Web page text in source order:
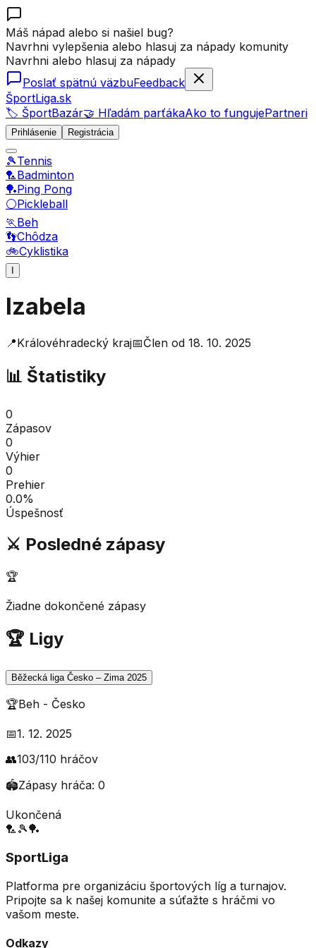
Máš nápad alebo si našiel bug?
Navrhni vylepšenia alebo hlasuj za nápady komunity
Navrhni alebo hlasuj za nápady
Poslať spätnú väzbuFeedback
ŠportLiga.sk
🏷️ ŠportBazár🤝 Hľadám parťákaAko to fungujePartneri
Prihlásenie Registrácia
🎾Tennis
🏸Badminton
🏓Ping Pong
⚪Pickleball
🏃Beh
👣Chôdza
🚲Cyklistika
Izabela
📍Královéhradecký kraj📅Člen od 18. 10. 2025
📊 Štatistiky
0
Zápasov
0
Výhier
0
Prehier
0.0%
Úspešnosť
⚔️ Posledné zápasy
🏆
Žiadne dokončené zápasy
🏆 Ligy
Běžecká liga Česko – Zima 2025
🏆Beh - Česko
📅1. 12. 2025
👥103/110 hráčov
🏟️Zápasy hráča: 0
Ukončená
🏸 🎾🏓
SportLiga
Platforma pre organizáciu športových líg a turnajov.
Pripojte sa k našej komunite a súťažte s hráčmi vo
vašom meste.
Odkazy